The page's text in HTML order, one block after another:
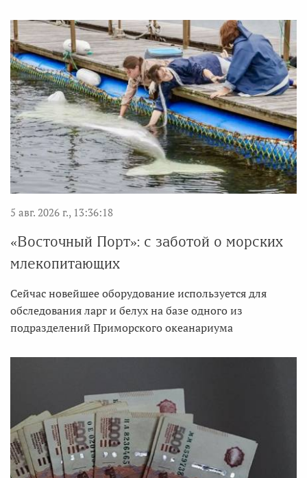
5 авг. 2026 г., 13:36:18
«Восточный Порт»: с заботой о морских
млекопитающих
Сейчас новейшее оборудование используется для
обследования ларг и белух на базе одного из
подразделений Приморского океанариума